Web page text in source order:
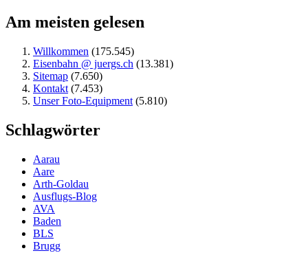
Am meisten gelesen
Willkommen (175.545)
Eisenbahn @ juergs.ch (13.381)
Sitemap (7.650)
Kontakt (7.453)
Unser Foto-Equipment (5.810)
Schlagwörter
Aarau
Aare
Arth-Goldau
Ausflugs-Blog
AVA
Baden
BLS
Brugg